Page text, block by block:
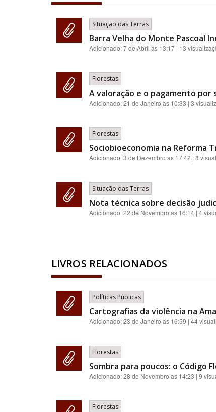
Situação das Terras
Barra Velha do Monte Pascoal
Adicionado:7 de Abril as 13:17 | 13
Florestas
A valoração e o pagamento por
Adicionado:21 de Janeiro as 10:33 | 3
Florestas
Sociobioeconomia na Reforma
Adicionado:3 de Dezembro as 17:42 | 8
Situação das Terras
Nota técnica sobre decisão
Adicionado:22 de Novembro as 16:14 | 4
LIVROS RELACIONADOS
Políticas Públicas
Cartografias da violência na
Adicionado:23 de Janeiro as 16:59 | 44
Florestas
Sombra para poucos: o Código
Adicionado:28 de Novembro as 14:23 | 9
Florestas